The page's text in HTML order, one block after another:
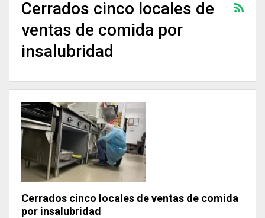
Cerrados cinco locales de
ventas de comida por
insalubridad
Cerrados cinco locales de ventas de comida
por insalubridad